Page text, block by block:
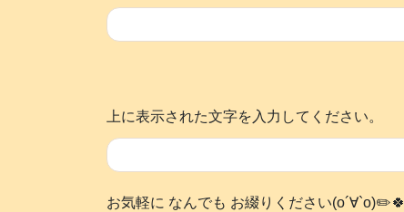
上に表示された文字を入力してください。
お気軽に なんでも お綴りください(о´∀`о)✏️🍀